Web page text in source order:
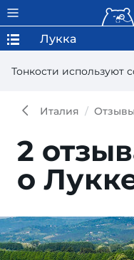
Тонкости используют
Лукка
Италия
2
о